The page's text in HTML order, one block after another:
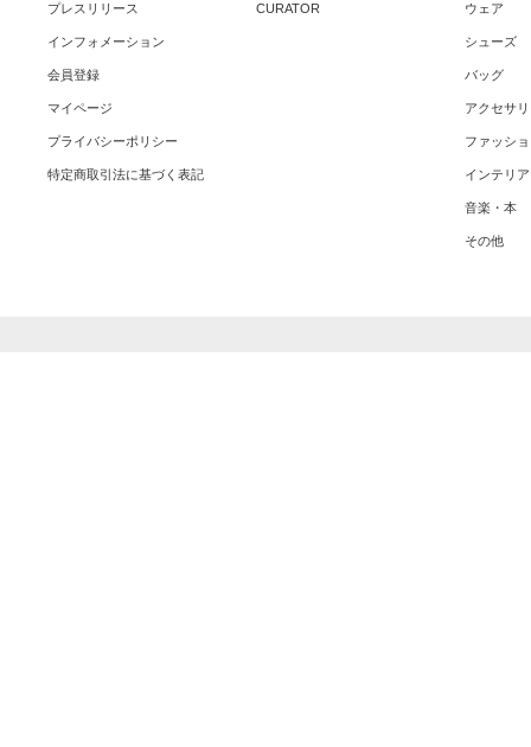
プレスリリース
インフォメーション
会員登録
マイページ
プライバシーポリシー
特定商取引法に基づく表記
CURATOR ウェア
シューズ
バッグ
アクセサ
ファッシ
インテリア
音楽・本
その他